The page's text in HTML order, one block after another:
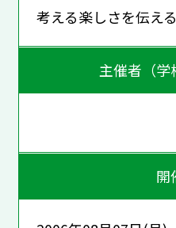
考える楽しさを伝え
主催者（学
開